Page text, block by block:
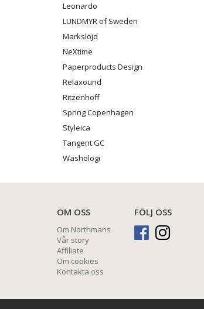
Leonardo
LUNDMYR of Sweden
Markslöjd
NeXtime
Paperproducts Design
Relaxound
Ritzenhoff
Spring Copenhagen
Styleica
Tangent GC
Washologi
OM OSS
Om Northmans
Vår story
Affiliate
Om cookies
Kontakta oss
FÖLJ OSS